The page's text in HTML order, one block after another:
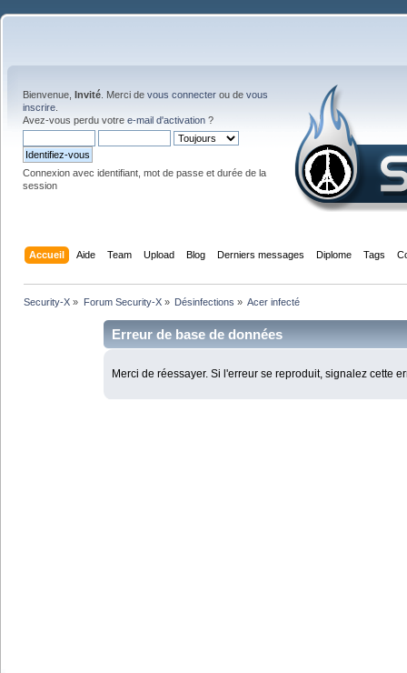
Bienvenue, Invité . Merci de vous connecter ou de vous
inscrire
Avez-vous perdu votre e-mail d'activation ?
Connexion avec identifiant, mot de passe et durée de la
session
Accueil Aide Team Upload Blog Derniers messages Diplome Tags
Security-X » Forum Security-X» Désinfections » Acer infecté
Erreur de base de données
Merci de réessayer. Si l'erreur se reproduit, signalez cette